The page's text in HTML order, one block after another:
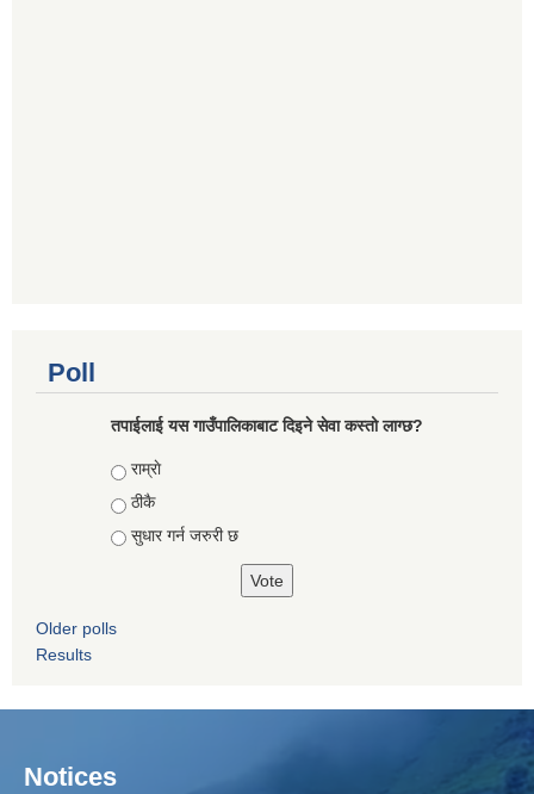
Poll
तपाईलाई यस गाउँपालिकाबाट दिइने सेवा कस्तो लाग्छ?
Choices
राम्राे
ठीकै
सुधार गर्न जरुरी छ
Older polls
Results
Notices